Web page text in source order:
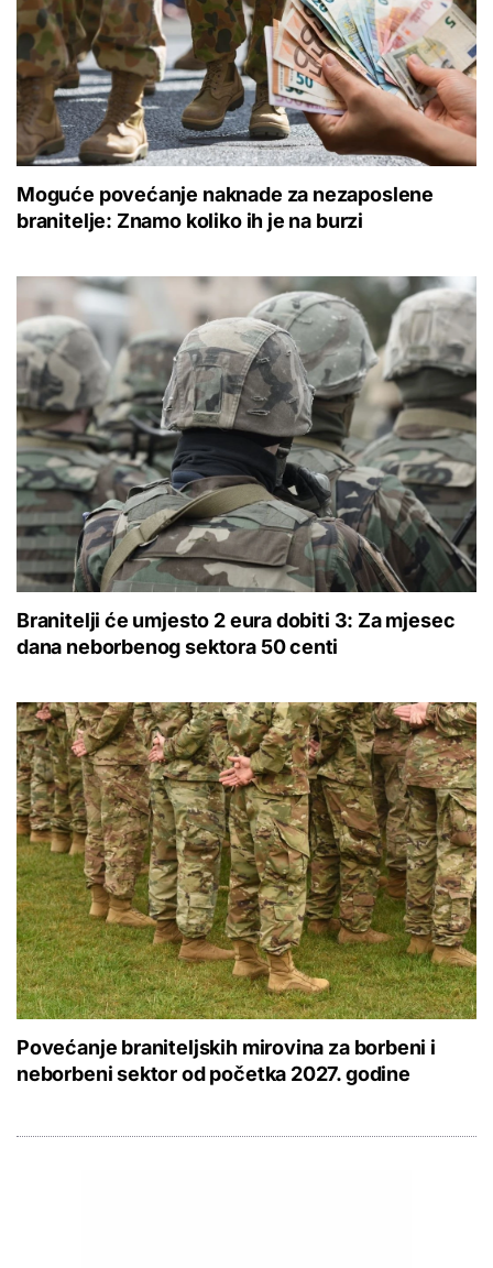
Moguće povećanje naknade za nezaposlene
branitelje: Znamo koliko ih je na burzi
Branitelji će umjesto 2 eura dobiti 3: Za mjesec
dana neborbenog sektora 50 centi
Povećanje braniteljskih mirovina za borbeni i
neborbeni sektor od početka 2027. godine